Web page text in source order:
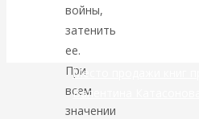
уже начался
войны,
затенить
ее.
При
всем
значении
Место продажи книг
Валентина Катасонова